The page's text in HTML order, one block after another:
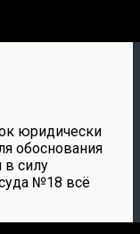
юридически
обоснования
в силу
№18 всё